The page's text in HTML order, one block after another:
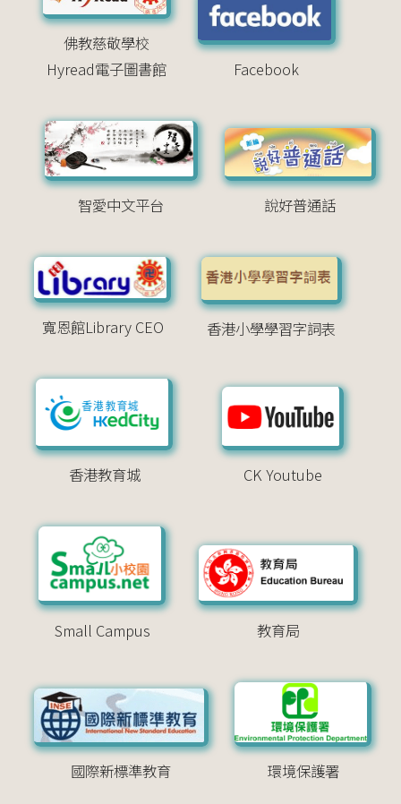
佛教慈敬學校
Hyread電子圖書館
Facebook
智愛中文平台 說好普通話
寬恩館Library CEO 香港小學學習字詞表
香港教育城 CK Youtube
Small Campus 教育局
國際新標準教育 環境保護署